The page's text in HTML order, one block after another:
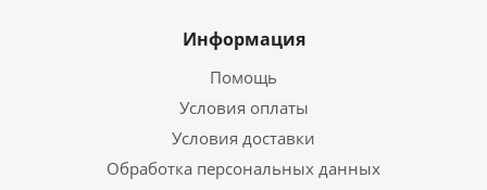
Информация
Помощь
Условия оплаты
Условия доставки
Обработка персональных данных